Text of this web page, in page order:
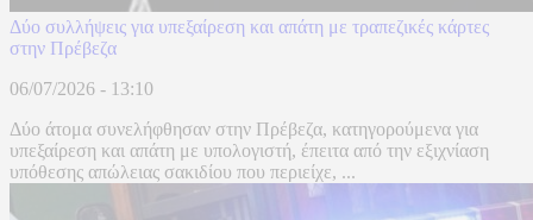
Δύο συλλήψεις για υπεξαίρεση και απάτη με τραπεζικές κάρτες
στην Πρέβεζα
06/07/2026 - 13:10
Δύο άτομα συνελήφθησαν στην Πρέβεζα, κατηγορούμενα για
υπεξαίρεση και απάτη με υπολογιστή, έπειτα από την εξιχνίαση
υπόθεσης απώλειας σακιδίου που περιείχε, ...